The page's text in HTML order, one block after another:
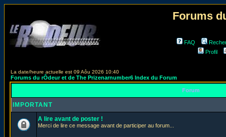
Forums
FAQ
Profil
La date/heure actuelle est 09 Aôu 2026 10:40
Forums du rÔdeur et de The Prizenarnumber6 Index du Forum
Forum
IMPORTANT
A lire avant de poster !
Merci de lire ce message avant de participer au forum...